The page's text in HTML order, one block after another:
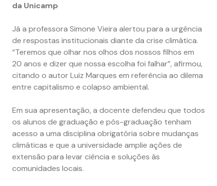
da Unicamp
Já a professora Simone Vieira alertou para a urgência
de respostas institucionais diante da crise climática.
“Teremos que olhar nos olhos dos nossos filhos em
20 anos e dizer que nossa escolha foi falhar”, afirmou,
citando o autor Luiz Marques em referência ao dilema
entre capitalismo e colapso ambiental.
Em sua apresentação, a docente defendeu que todos
os alunos de graduação e pós-graduação tenham
acesso a uma disciplina obrigatória sobre mudanças
climáticas e que a universidade amplie ações de
extensão para levar ciência e soluções às
comunidades locais.